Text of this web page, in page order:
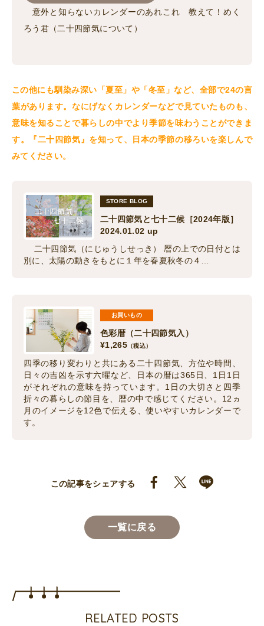
意外と知らないカレンダーのあれこれ 教えて！めく
ろう君（二十四節気について）
この他にも馴染み深い「夏至」や「冬至」など、全部で24の言
葉があります。なにげなくカレンダーなどで見ていたものも、
意味を知ることで暮らしの中でより季節を味わうことができま
す。『二十四節気』を知って、日本の季節の移ろいを楽しんで
みてください。
STORE BLOG
二十四節気と七十二候［2024年版］
2024.01.02 up
二十四節気（にじゅうしせっき） 暦の上での日付とは
別に、太陽の動きをもとに１年を春夏秋冬の４…
お買いもの
色彩暦（二十四節気入）
¥1,265 （税込）
四季の移り変わりと共にある二十四節気、方位や時間、
日々の吉凶を示す六曜など、日本の暦は365日、1日1日
がそれぞれの意味を持っています。1日の大切さと四季
折々の暮らしの節目を、暦の中で感じてください。12ヵ
月のイメージを12色で伝える、使いやすいカレンダーで
す。
この記事をシェアする
一覧に戻る
RELATED POSTS